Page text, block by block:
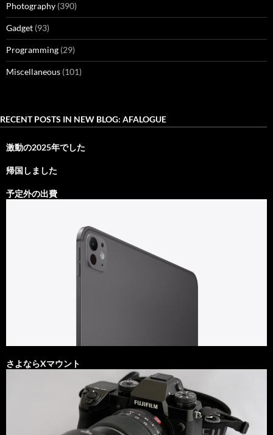
Photography (390)
Gadget (93)
Programming (29)
Miscellaneous (101)
RECENT POSTS IN NEW BLOG: AFALOGUE
激動の2025年でした
帰国しました
予定外の出費
さよならXマウント